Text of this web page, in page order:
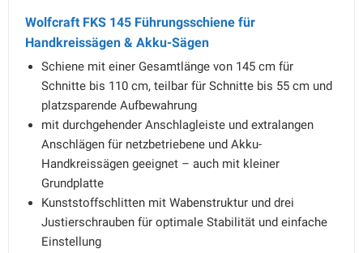
Wolfcraft FKS 145 Führungsschiene für
Handkreissägen & Akku-Sägen
Schiene mit einer Gesamtlänge von 145 cm für
Schnitte bis 110 cm, teilbar für Schnitte bis 55 cm und
platzsparende Aufbewahrung
mit durchgehender Anschlagleiste und extralangen
Anschlägen für netzbetriebene und Akku-
Handkreissägen geeignet – auch mit kleiner
Grundplatte
Kunststoffschlitten mit Wabenstruktur und drei
Justierschrauben für optimale Stabilität und einfache
Einstellung